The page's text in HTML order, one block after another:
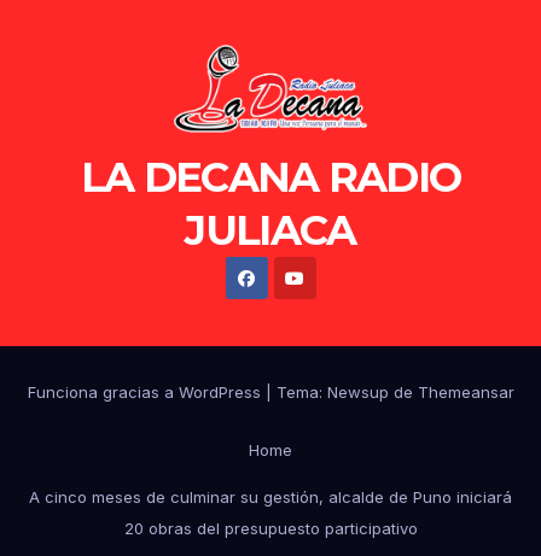
LA DECANA RADIO
JULIACA
Funciona gracias a WordPress Tema: Newsup de Themeansar
Home
A cinco meses de culminar su gestión, alcalde de Puno iniciará
20 obras del presupuesto participativo